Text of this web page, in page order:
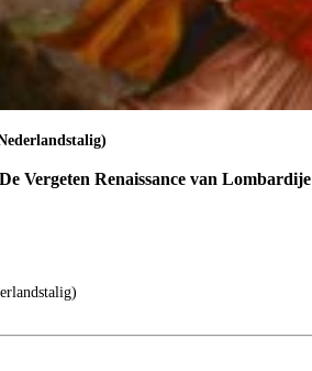
Vergeten Renaissance van Lombardije